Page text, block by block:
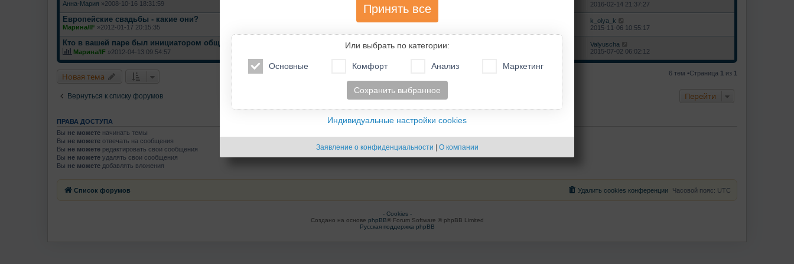
Анна-Мария »2008-10-16 18:31:59 1
2016-02-14 21:37:27
Европейские свадьбы - какие они?
Марина/IF »2012-01-17 20:15:35
k_olya_k
2015-11-06 10:55:17
Кто в вашей паре был инициатором общения.
Марина/IF »2012-04-13 09:54:57 135029
Valyuscha
2015-07-02 06:02:12
Новая тема 6 тем •Страница 1 из 1
Вернуться к списку форумов Перейти
ПРАВА ДОСТУПА
Вы не можете начинать темы
Вы не можете отвечать на сообщения
Вы не можете редактировать свои сообщения
Вы не можете удалять свои сообщения
Вы не можете добавлять вложения
Список форумов Часовой пояс: UTC
Удалить cookies конференции
- Cookies -
Создано на основе phpBB® Forum Software © phpBB Limited
Русская поддержка phpBB
Принять все
Или выбрать по категории:
Основные Комфорт Анализ Маркетинг
Сохранить выбранное
Индивидуальные настройки cookies
Заявление о конфиденциальности О компании